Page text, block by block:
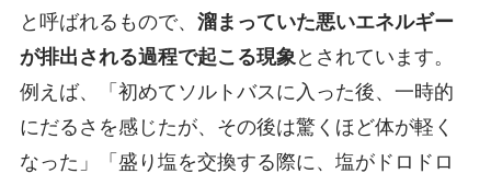
と呼ばれるもので、 溜まっていた悪いエネルギー
が排出される過程で起こる現象とされています。
例えば、「初めてソルトバスに入った後、一時的
にだるさを感じたが、その後は驚くほど体が軽く
なった」「盛り塩を交換する際に、塩がドロドロ